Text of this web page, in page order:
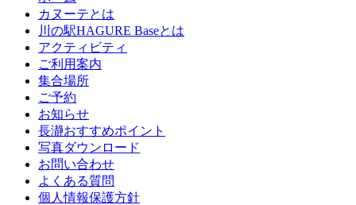
カヌーテとは
川の駅HAGURE Baseとは
アクティビティ
ご利用案内
集合場所
ご予約
お知らせ
長瀞おすすめポイント
写真ダウンロード
お問い合わせ
よくある質問
個人情報保護方針